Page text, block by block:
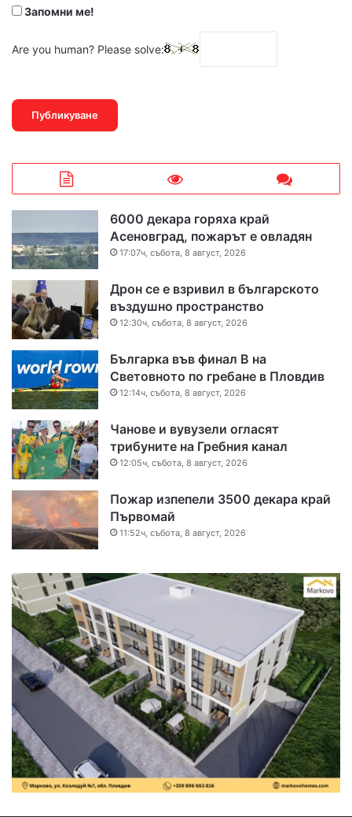
Запомни ме!
Are you human? Please solve:
6000 декара горяха край
Асеновград, пожарът е овладян
17:07ч, събота, 8 август, 2026
Дрон се е взривил в българското
въздушно пространство
12:30ч, събота, 8 август, 2026
Българка във финал B на
Световното по гребане в Пловдив
12:14ч, събота, 8 август, 2026
Чанове и вувузели огласят
трибуните на Гребния канал
12:05ч, събота, 8 август, 2026
Пожар изпепели 3500 декара край
Първомай
11:52ч, събота, 8 август, 2026